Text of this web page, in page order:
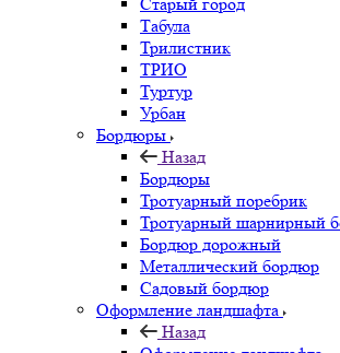
Табула
Трилистник
ТРИО
Туртур
Урбан
Бордюры
Назад
Бордюры
Тротуарный поребрик
Тротуарный шарнирный
Бордюр дорожный
Металлический бордюр
Садовый бордюр
Оформление ландшафта
Назад